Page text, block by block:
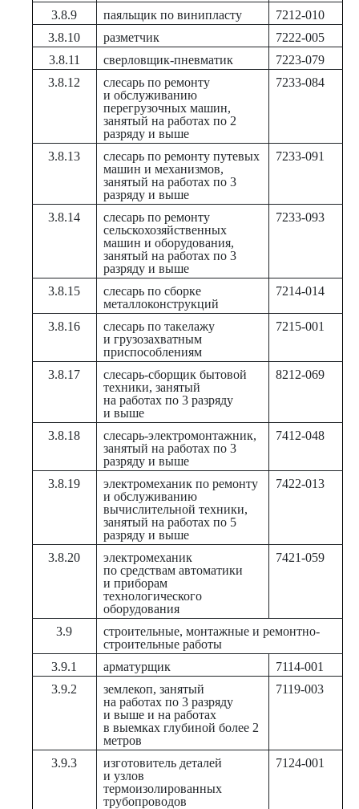
3.8.9 паяльщик по винипласту
7212-010
3.8.10
разметчик
7222-005
3.8.11
сверловщик-пневматик
7223-079
3.8.12
слесарь по ремонту
и обслуживанию
перегрузочных машин,
занятый на работах по 2
разряду и выше
7233-084
3.8.13
слесарь по ремонту путевых
машин и механизмов,
занятый на работах по 3
разряду и выше
7233-091
3.8.14
слесарь по ремонту
сельскохозяйственных
машин и оборудования,
занятый на работах по 3
разряду и выше
7233-093
3.8.15
слесарь по сборке
металлоконструкций
7214-014
3.8.16
слесарь по такелажу
и грузозахватным
приспособлениям
7215-001
3.8.17
слесарь-сборщик бытовой
техники, занятый
на работах по 3 разряду
и выше
8212-069
3.8.18
слесарь-электромонтажник,
занятый на работах по 3
разряду и выше
7412-048
3.8.19
электромеханик по ремонту
и обслуживанию
вычислительной техники,
занятый на работах по 5
разряду и выше
7422-013
3.8.20
электромеханик
по средствам автоматики
и приборам
технологического
оборудования
7421-059
3.9
строительные, монтажные и ремонтно-
строительные работы
3.9.1
арматурщик
7114-001
3.9.2
землекоп, занятый
на работах по 3 разряду
и выше и на работах
в выемках глубиной более 2
метров
7119-003
3.9.3
изготовитель деталей
и узлов
термоизолированных
трубопроводов
7124-001